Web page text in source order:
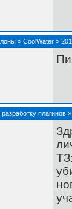
» CoolWater »
плагинов »